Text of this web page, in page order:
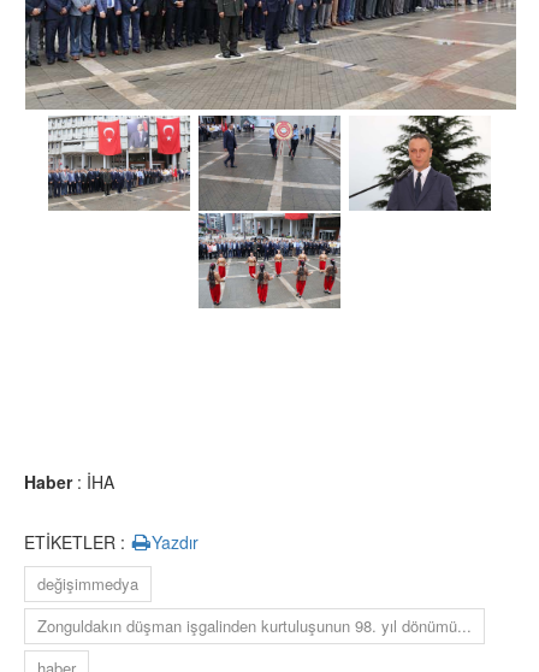
Haber: İHA
ETİKETLER : Yazdır
değişimmedya
Zonguldakın düşman işgalinden kurtuluşunun 98. yıl dönümü...